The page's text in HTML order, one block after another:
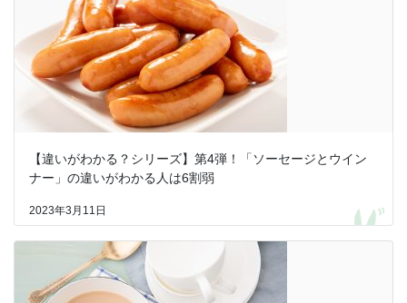
【違いがわかる？シリーズ】第4弾！「ソーセージとウイン
ナー」の違いがわかる人は6割弱
2023年3月11日